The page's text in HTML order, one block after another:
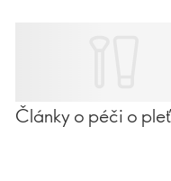
Články o péči o pleť